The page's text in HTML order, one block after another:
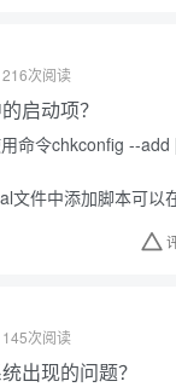
216次阅读
启动项？
命令chkconfig --
文件中添加脚本可以
145次阅读
出现的问题？